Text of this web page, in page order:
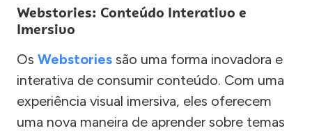
Webstories: Conteúdo Interativo e
Imersivo
Os Webstories são uma forma inovadora e
interativa de consumir conteúdo. Com uma
experiência visual imersiva, eles oferecem
uma nova maneira de aprender sobre temas